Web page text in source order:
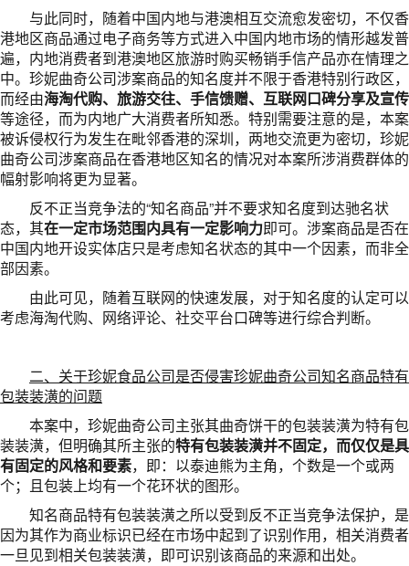
与此同时，随着中国内地与港澳相互交流愈发密切，不仅香
港地区商品通过电子商务等方式进入中国内地市场的情形越发普
遍，内地消费者到港澳地区旅游时购买畅销手信产品亦在情理之
中。珍妮曲奇公司涉案商品的知名度并不限于香港特别行政区，
而经由海淘代购、旅游交往、手信馈赠、互联网口碑分享及宣传
等途径，而为内地广大消费者所知悉。特别需要注意的是，本案
被诉侵权行为发生在毗邻香港的深圳，两地交流更为密切，珍妮
曲奇公司涉案商品在香港地区知名的情况对本案所涉消费群体的
幅射影响将更为显著。
反不正当竞争法的“知名商品”并不要求知名度到达驰名状
态，其在一定市场范围内具有一定影响力即可。涉案商品是否在
中国内地开设实体店只是考虑知名状态的其中一个因素，而非全
部因素。
由此可见，随着互联网的快速发展，对于知名度的认定可以
考虑海淘代购、网络评论、社交平台口碑等进行综合判断。
二、关于珍妮食品公司是否侵害珍妮曲奇公司知名商品特有
包装装潢的问题
本案中，珍妮曲奇公司主张其曲奇饼干的包装装潢为特有包
装装潢，但明确其所主张的特有包装装潢并不固定，而仅仅是具
有固定的风格和要素，即：以泰迪熊为主角，个数是一个或两
个；且包装上均有一个花环状的图形。
知名商品特有包装装潢之所以受到反不正当竞争法保护，是
因为其作为商业标识已经在市场中起到了识别作用，相关消费者
一旦见到相关包装装潢，即可识别该商品的来源和出处。